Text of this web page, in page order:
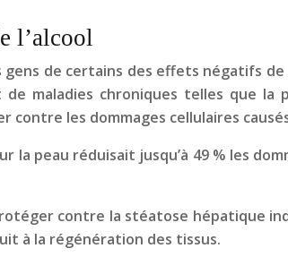
l’alcool
de certains des effets négatifs de
maladies chroniques telles que
les dommages cellulaires
la peau réduisait jusqu’à 49 % les
contre la stéatose hépatique
à la régénération des tissus.